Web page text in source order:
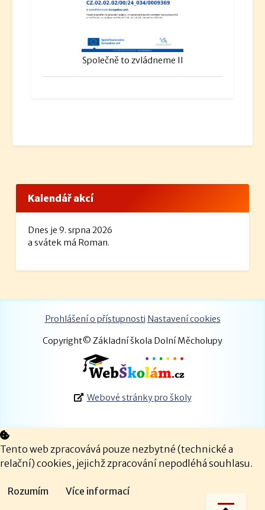
Společně to zvládneme II
Kalendář akcí
Dnes je 9. srpna 2026
a svátek má Roman.
Prohlášení o přístupnosti Nastavení cookies
Copyright© Základní škola Dolní Měcholupy
Webové stránky pro školy
Tento web zpracovává pouze nezbytné (technické a
relační) cookies, jejichž zpracování nepodléhá souhlasu.
Rozumím Více informací